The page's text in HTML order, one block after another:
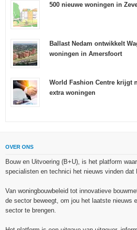
500 nieuwe woningen in
Ballast Nedam ontwikkelt
woningen in Amersfoort
World Fashion Centre krijgt
extra woningen
OVER ONS
Bouw en Uitvoering (B+U), is het platform
specialisten en technici het nieuws vinden dat
Van woningbouwbeleid tot innovatieve
de sector beweegt, om jou het laatste nieuws
sector te brengen.